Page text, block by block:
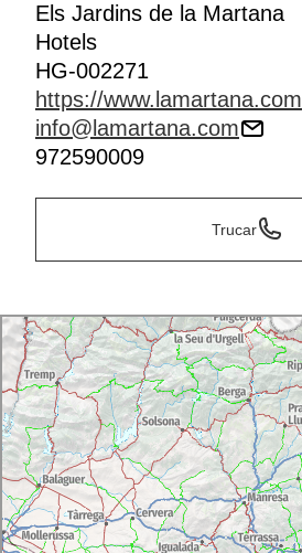
Els Jardins de la Martana
Hotels
HG-002271
https://www.lamartana.com
info@lamartana.com
972590009
Trucar